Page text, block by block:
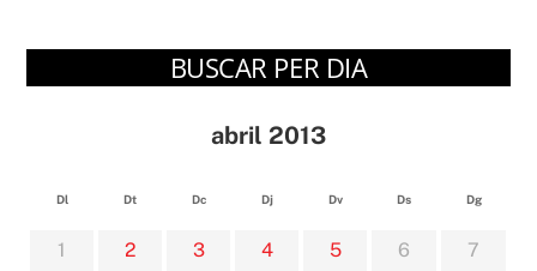
BUSCAR PER DIA
abril 2013
Dl Dt Dc Dj Dv Ds Dg
1 2 3 4 5 6 7